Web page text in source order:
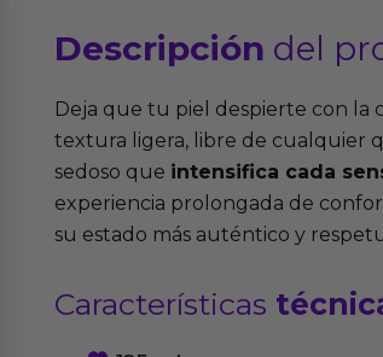
Descripción del
Deja que tu piel despierte con la
textura ligera, libre de cualquier
sedoso que intensifica cada
experiencia prolongada de
su estado más auténtico y
Características